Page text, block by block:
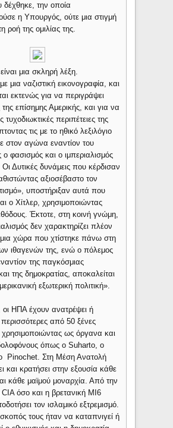
δέχθηκε, την οποία
η Υπουργός, ούτε μια στιγμή
ροή της ομιλίας της.
μια σκληρή λέξη.
μια ναζιστική εικονογραφία, και
εκτενώς για να περιγράψει
επίσημης Αμερικής, και για να
τυχοδιωκτικές περιπέτειες της
τις με το ηθικό λεξιλόγιο
στον αγώνα εναντίον του
φασισμός και ο ιμπεριαλισμός
Οι Δυτικές δυνάμεις που κέρδισαν
αξιοσέβαστο τον
υποστήριξαν αυτά που
ο Χίτλερ, χρησιμοποιώντας
Έκτοτε, στη κοινή γνώμη,
δεν χαρακτηρίζει πλέον
μια χώρα που χτίστηκε πάνω στη
ιθαγενών της, ενώ ο πόλεμος
της παγκόσμιας
της δημοκρατίας, αποκαλείται
εξωτερική πολιτική».
ΗΠΑ έχουν ανατρέψει ή
από 50 ξένες
χρησιμοποιώντας ως όργανα και
όπως ο Suharto, ο
Pinochet. Στη Μέση Ανατολή
και κρατήσει στην εξουσία κάθε
κάθε μαϊμού μοναρχία. Από την
όσο και η βρετανική MI6
τον ισλαμικό εξτρεμισμό.
τους ήταν να καταπνιγεί ή